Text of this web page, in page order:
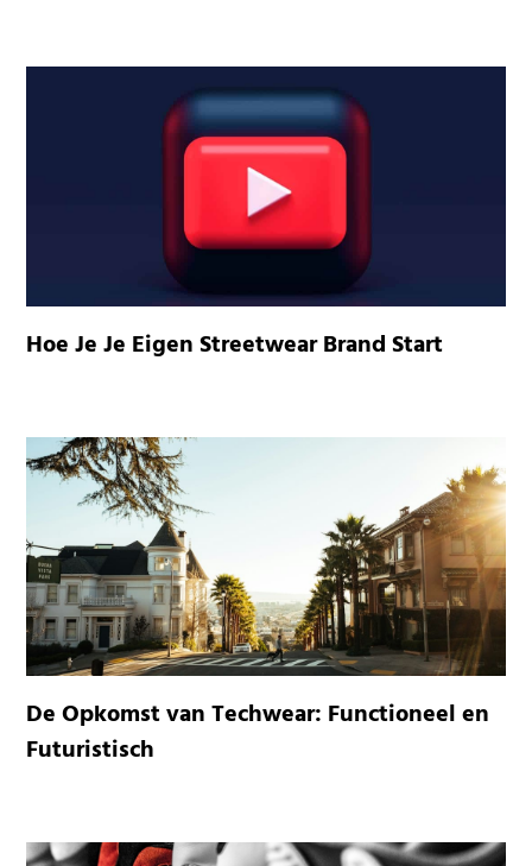
Hoe Je Je Eigen Streetwear Brand Start
De Opkomst van Techwear: Functioneel en
Futuristisch